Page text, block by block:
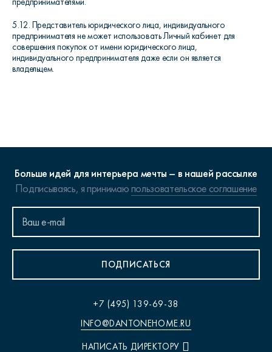
5.12. Представитель юридического лица, индивидуального
предпринимателя не может использовать Личный кабинет для
совершения покупок от имени юридического лица,
индивидуального предпринимателя даже если он является
владельцем.
Больше идей для интерьера мечты – в нашей рассылке
Подписываясь, я принимаюпользовательское соглашение
ПОДПИСАТЬСЯ
+7 (495) 139-69-38
INFO@DANTONEHOME.RU
НАПИСАТЬ ДИРЕКТОРУ